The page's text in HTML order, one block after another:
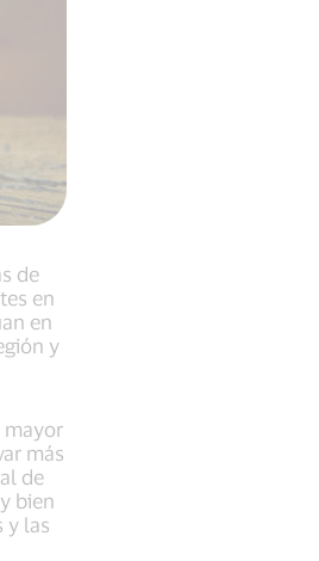
de
en
en
y
mayor
más
de
bien
y las